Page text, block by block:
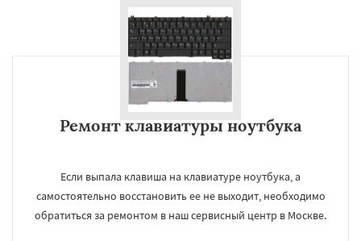
Ремонт клавиатуры ноутбука
Если выпала клавиша на клавиатуре ноутбука, а
самостоятельно восстановить ее не выходит, необходимо
обратиться за ремонтом в наш сервисный центр в Москве.